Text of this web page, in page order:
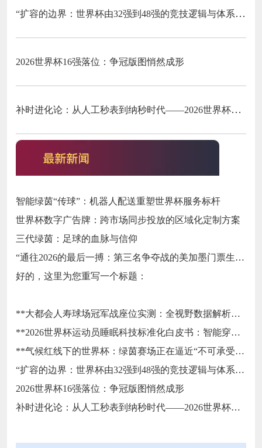
“扩容的边界：世界杯由32强到48强的竞技逻辑与体系重塑”
2026世界杯16强落位：争冠版图悄然成形
补时进化论：从人工秒表到纳秒时代——2026世界杯计时规则展望
智能绿茵“传球”：机器人配送重塑世界杯服务标杆
世界杯数字广告牌：跨市场同步投放的区域化定制方案
三代绿茵：足球的血脉与信仰
“通往2026的最后一搏：第三名争夺战的美加墨门票生死局”
好的，这里为您重写一个标题：
**大都会人寿球场冠军战座位实测：全视野数据解析与等级精准评估**
**2026世界杯运动员睡眠科技标准化白皮书：智能穿戴监测标准与认证体系框架**
**气候红线下的世界杯：绿茵赛场正在逼近“不可承受之热”**
“扩容的边界：世界杯由32强到48强的竞技逻辑与体系重塑”
2026世界杯16强落位：争冠版图悄然成形
补时进化论：从人工秒表到纳秒时代——2026世界杯计时规则展望